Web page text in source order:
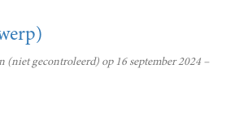
(niet gecontroleerd) op 16 september 2024 –